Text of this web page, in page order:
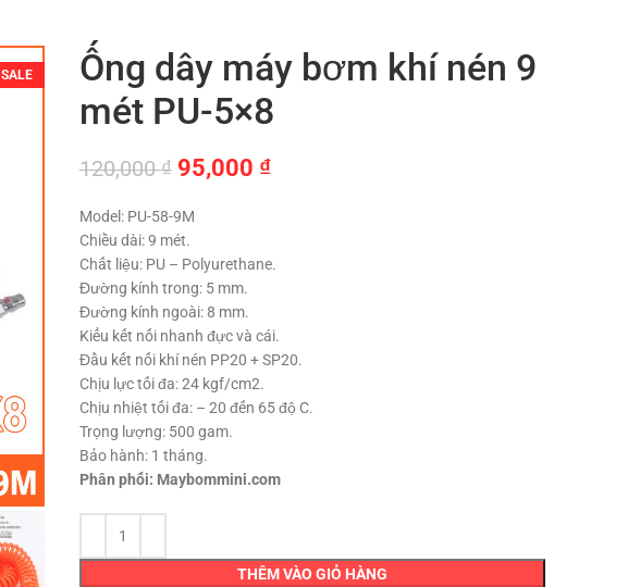
SALE
Ống dây máy bơm khí nén 9
mét PU-5×8
120,000₫ Giá
là:
120,000 ₫.
95,000 ₫Giá
Model: PU-58-9M
Chiều dài: 9 mét.
Chất liệu: PU – Polyurethane.
Đường kính trong: 5 mm.
Đường kính ngoài: 8 mm.
Kiểu kết nối nhanh đực và cái.
Đầu kết nối khí nén PP20 + SP20.
Chịu lực tối đa: 24 kgf/cm2.
Chịu nhiệt tối đa: – 20 đến 65 độ C.
Trọng lượng: 500 gam.
Bảo hành: 1 tháng.
Phân phối: Maybommini.com
THÊM VÀO GIỎ HÀNG